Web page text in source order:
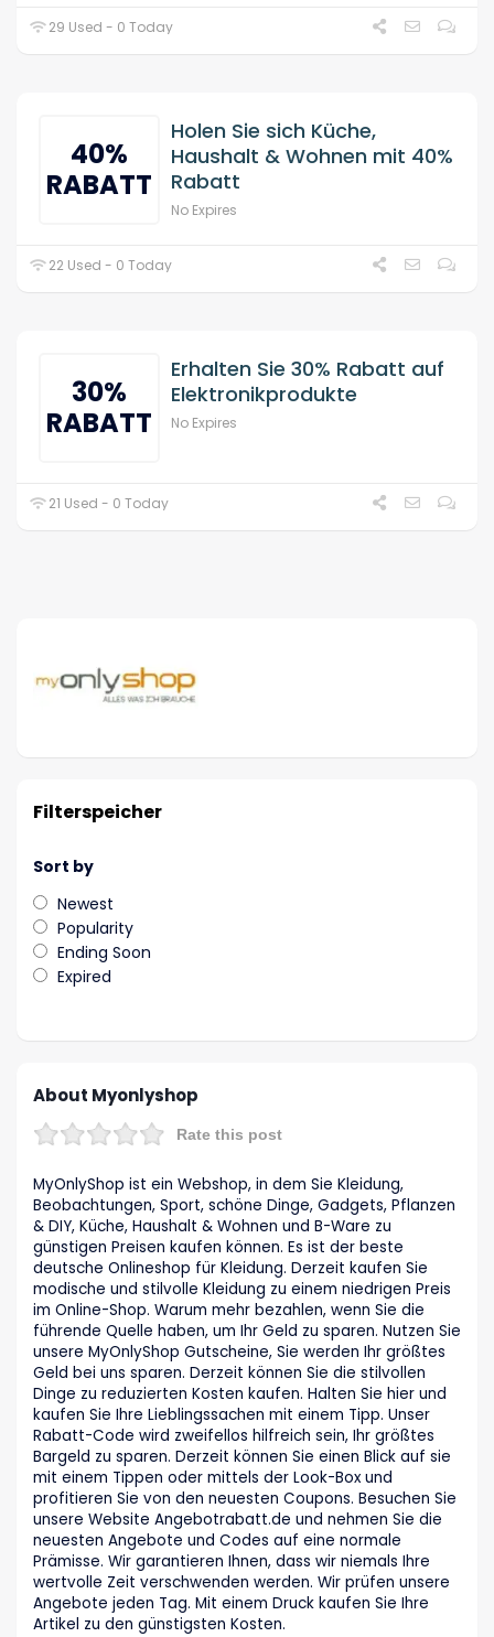
29 Used - 0 Today
40%
RABATT
Holen Sie sich Küche,
Haushalt & Wohnen mit 40%
Rabatt
No Expires
22 Used - 0 Today
30%
RABATT
Erhalten Sie 30% Rabatt auf
Elektronikprodukte
No Expires
21 Used - 0 Today
Filterspeicher
Sort by
Newest
Popularity
Ending Soon
Expired
About Myonlyshop
Rate this post
MyOnlyShop ist ein Webshop, in dem Sie Kleidung,
Beobachtungen, Sport, schöne Dinge, Gadgets, Pflanzen
& DIY, Küche, Haushalt & Wohnen und B-Ware zu
günstigen Preisen kaufen können. Es ist der beste
deutsche Onlineshop für Kleidung. Derzeit kaufen Sie
modische und stilvolle Kleidung zu einem niedrigen Preis
im Online-Shop. Warum mehr bezahlen, wenn Sie die
führende Quelle haben, um Ihr Geld zu sparen. Nutzen Sie
unsere MyOnlyShop Gutscheine, Sie werden Ihr größtes
Geld bei uns sparen. Derzeit können Sie die stilvollen
Dinge zu reduzierten Kosten kaufen. Halten Sie hier und
kaufen Sie Ihre Lieblingssachen mit einem Tipp. Unser
Rabatt-Code wird zweifellos hilfreich sein, Ihr größtes
Bargeld zu sparen. Derzeit können Sie einen Blick auf sie
mit einem Tippen oder mittels der Look-Box und
profitieren Sie von den neuesten Coupons. Besuchen Sie
unsere Website Angebotrabatt.de und nehmen Sie die
neuesten Angebote und Codes auf eine normale
Prämisse. Wir garantieren Ihnen, dass wir niemals Ihre
wertvolle Zeit verschwenden werden. Wir prüfen unsere
Angebote jeden Tag. Mit einem Druck kaufen Sie Ihre
Artikel zu den günstigsten Kosten.